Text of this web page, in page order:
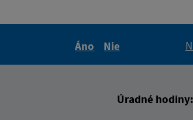
Áno
Nie
Úradné hodiny: